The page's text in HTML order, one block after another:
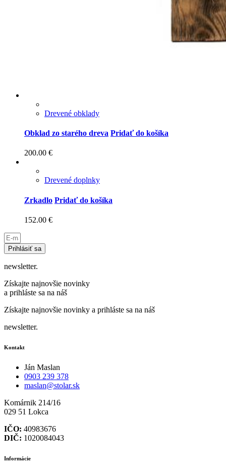
Drevené obklady
Obklad zo starého dreva Pridať do košíka
200.00 €
Drevené doplnky
Zrkadlo Pridať do košíka
152.00 €
Prihlásiť sa
newsletter.
Získajte najnovšie novinky
a prihláste sa na náš
Získajte najnovšie novinky a prihláste sa na náš
newsletter.
Kontakt
Ján Maslan
0903 239 378
maslan@stolar.sk
Komárnik 214/16
029 51 Lokca
IČO: 40983676
DIČ: 1020084043
Informácie